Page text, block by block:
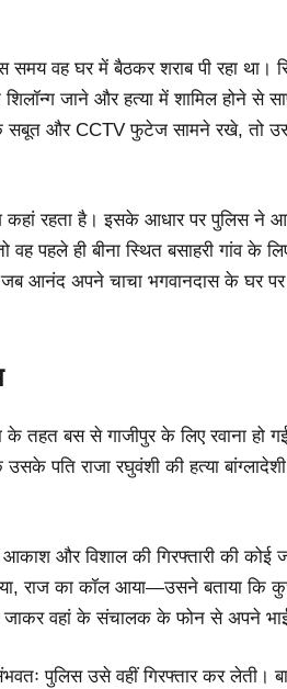
वह घर में बैठकर शराब पी रहा था।
जाने और हत्या में शामिल होने से
के सबूत और CCTV फुटेज सामने रखे, तो
कहां रहता है। इसके आधार पर पुलिस ने
पहले ही बीना स्थित बसाहरी गांव के
जब आनंद अपने चाचा भगवानदास के घर
तहत बस से गाजीपुर के लिए रवाना हो
पति राजा रघुवंशी की हत्या
और विशाल की गिरफ्तारी की कोई
राज का कॉल आया—उसने बताया कि
वहां के संचालक के फोन से अपने भाई
पुलिस उसे वहीं गिरफ्तार कर लेती।